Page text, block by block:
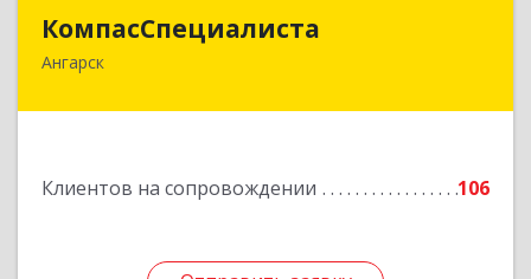
КомпасСпециалиста
Ангарск
Клиентов на сопровождении 106
665826, Иркутская обл, Ангарск г, 12А мкр, дом